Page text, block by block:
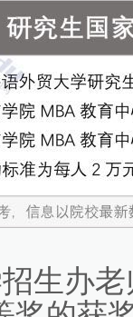
生办老